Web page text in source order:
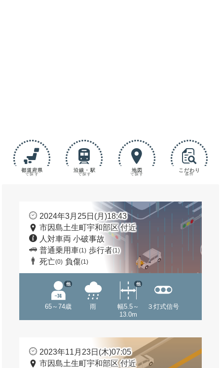
都道府県
で探す
沿線・駅
で探す
地図
で探す
こだわり
条件
2024年3月25日(月)18:43
市因島土生町宇和部区 付近
人対車両 小破事故
普通乗用車(1) 歩行者(1)
死亡(0) 負傷(1)
65～74歳
他
雨
幅5.5～
13.0m
他
３灯式信号
2023年11月23日(木)07:05
市因島土生町宇和部区 付近